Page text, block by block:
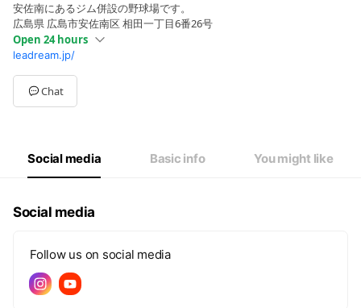
安佐南にあるジム併設の野球場です。
広島県 広島市安佐南区 相田一丁目6番26号
Open 24 hours
SunOpen 24 hours
MonOpen 24 hours
TueOpen 24 hours
WedOpen 24 hours
Open 24 hours
ジムのみ24時間営業。
leadream.jp/
Chat
Social media Basic info You might like
Social media
Follow us on social media